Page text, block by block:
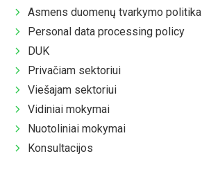
Asmens duomenų tvarkymo politika
Personal data processing policy
DUK
Privačiam sektoriui
Viešajam sektoriui
Vidiniai mokymai
Nuotoliniai mokymai
Konsultacijos